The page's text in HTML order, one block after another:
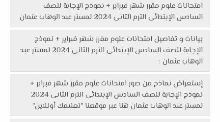
امتحانات علوم مقرر شهر فبراير + نموذج الإجابة للصف
السادس الإبتدائى الترم الثانى 2024 لمستر عبد الوهاب عثمان
بيانات و تفاصيل امتحانات علوم مقرر شهر فبراير + نموذج
الإجابة للصف السادس الإبتدائى الترم الثانى 2024 لمستر عبد
الوهاب عثمان :
إستعراض نماذج من صور امتحانات علوم مقرر شهر فبراير +
نموذج الإجابة للصف السادس الإبتدائى الترم الثانى 2024
لمستر عبد الوهاب عثمان هنا عبر موقعنا "تعليمك أونلاين"